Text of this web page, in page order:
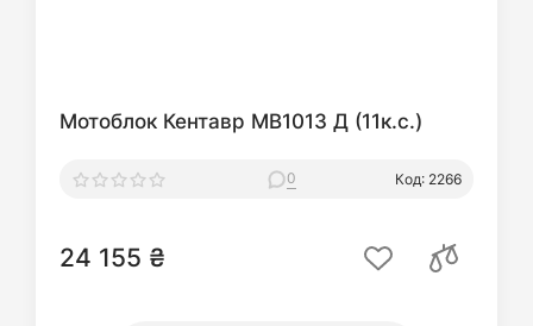
Мотоблок Кентавр МВ1013 Д (11к.с.)
0 Код: 2266
24 155 ₴